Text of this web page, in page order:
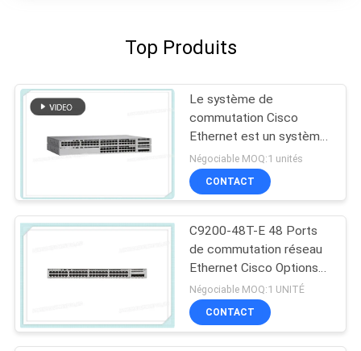
Top Produits
Le système de
commutation Cisco
Ethernet est un système
de commutation Cisco
Ethernet.
Négociable MOQ:1 unités
CONTACT
C9200-48T-E 48 Ports
de commutation réseau
Ethernet Cisco Options
de liaison montante
modulaire de données
Négociable MOQ:1 UNITÉ
CONTACT